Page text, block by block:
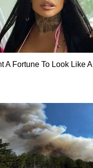
A Fortune To Look Like